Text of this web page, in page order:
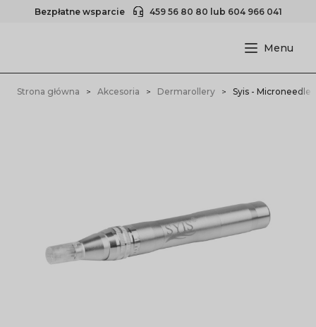
Bezpłatne wsparcie 459 56 80 80 lub 604 966 041
Strona główna Akcesoria Dermarollery Syis - Microneedle